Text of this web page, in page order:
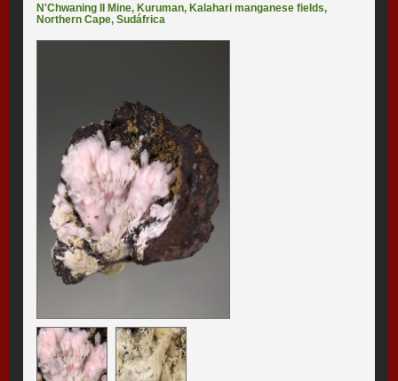
N'Chwaning II Mine,Kuruman,Kalahari manganese fields,
Northern Cape,Sudáfrica